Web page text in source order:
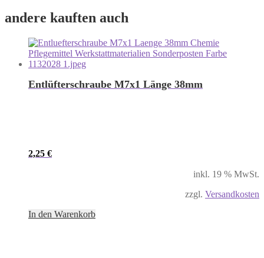
andere kauften auch
Entlüfterschraube M7x1 Länge 38mm
2,25 €
inkl. 19 % MwSt.
zzgl. Versandkosten
In den Warenkorb